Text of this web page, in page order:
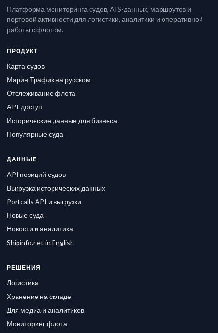
Платформа мониторинга судов, AIS-данных, маршрутов и
портовой активности для логистики, аналитики и оперативной
работы с флотом.
ПРОДУКТ
Карта судов
Марин Трафик на русском
Отслеживание флота
API-доступ
Исторические данные для бизнеса
Популярные суда
ДАННЫЕ
API позиций судов
Выгрузка исторических данных
Portcalls API и выгрузки
Новые суда
Новости и аналитика
Shipinfo.net in English
РЕШЕНИЯ
Логистика
Хранение на складе
Для медиа и аналитиков
Мониторинг флота